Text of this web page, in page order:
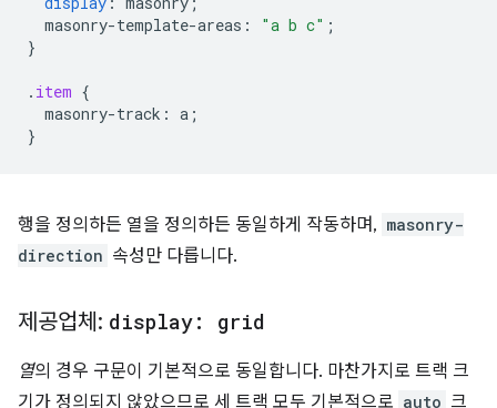
masonry-template-areas : "a b c" ;
}
. item {
masonry-track : a ;
}
행을 정의하든 열을 정의하든 동일하게 작동하며, masonry-
direction 속성만 다릅니다.
제공업체: display: grid
열의 경우 구문이 기본적으로 동일합니다. 마찬가지로 트랙 크
기가 정의되지 않았으므로 세 트랙 모두 기본적으로 auto 크